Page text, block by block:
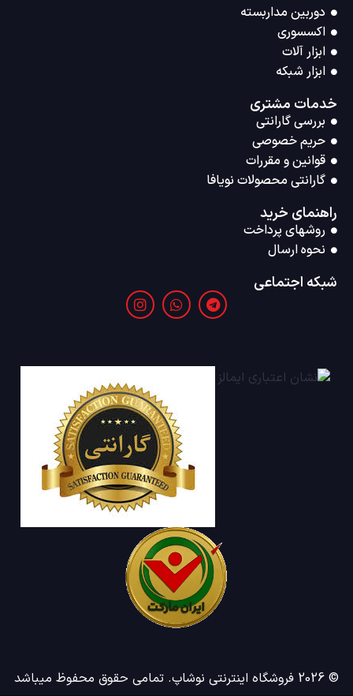
دوربین مداربسته
اکسسوری
ابزار آلات
ابزار شبکه
خدمات مشتری
بررسی گارانتی
حریم خصوصی
قوانین و مقررات
گارانتی محصولات نویافا
راهنمای خرید
روشهای پرداخت
نحوه ارسال
شبکه اجتماعی
© 2026 فروشگاه اینترنتی نوشاپ. تمامی حقوق محفوظ میباشد